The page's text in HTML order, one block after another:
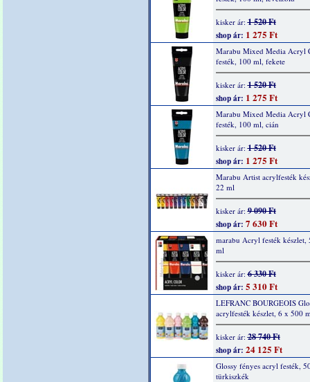
kisker ár:1 520 Ft
shop ár: 1 275 Ft
Marabu Mixed Media Acryl
festék, 100 ml, fekete
kisker ár:1 520 Ft
shop ár: 1 275 Ft
Marabu Mixed Media Acryl
festék, 100 ml, cián
kisker ár:1 520 Ft
shop ár: 1 275 Ft
Marabu Artist acrylfesték
22 ml
kisker ár:9 090 Ft
shop ár: 7 630 Ft
marabu Acryl festék készlet,
ml
kisker ár:6 330 Ft
shop ár: 5 310 Ft
LEFRANC BOURGEOIS
acrylfesték készlet, 6 x 500
kisker ár:28 740 Ft
shop ár: 24 125 Ft
Glossy fényes acryl festék,
türkiszkék